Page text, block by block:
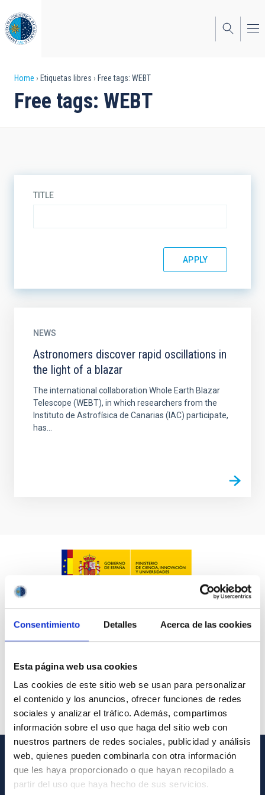
Consentimiento Detalles Acerca de las cookies
Esta página web usa cookies
Las cookies de este sitio web se usan para personalizar
el contenido y los anuncios, ofrecer funciones de redes
sociales y analizar el tráfico. Además, compartimos
información sobre el uso que haga del sitio web con
nuestros partners de redes sociales, publicidad y análisis
web, quienes pueden combinarla con otra información
que les haya proporcionado o que hayan recopilado a
partir del uso que haya hecho de sus servicios.
to
main
content
Breadcrumb
Home Etiquetas libres Free tags: WEBT
Free tags: WEBT
TITLE
NEWS
Astronomers discover rapid oscillations in
the light of a blazar
The international collaboration Whole Earth Blazar
Telescope (WEBT), in which researchers from the
Instituto de Astrofísica de Canarias (IAC) participate,
has...
GENERAL INFORMATION